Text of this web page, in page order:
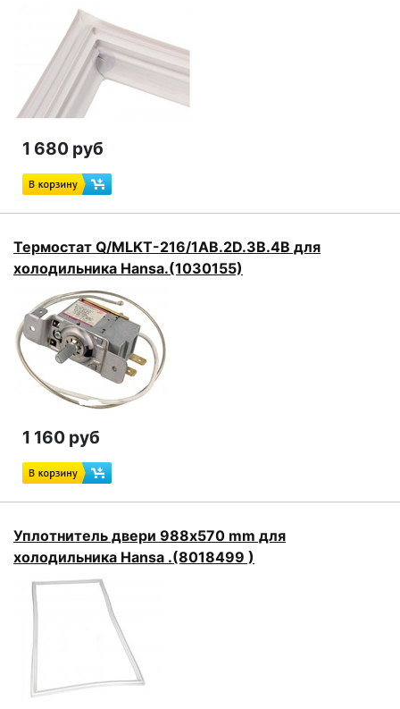
1 680 руб
Термостат Q/MLKT-216/1AB.2D.3B.4B для
холодильника Hansa.(1030155)
1 160 руб
Уплотнитель двери 988х570 mm для
холодильника Hansa .(8018499 )